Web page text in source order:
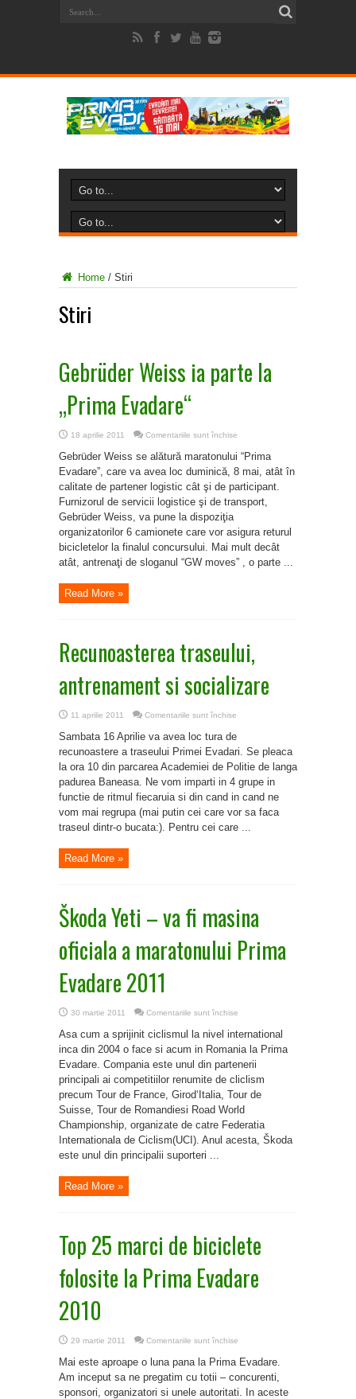
Home / Stiri
Stiri
Gebrüder Weiss ia parte la
„Prima Evadare“
18 aprilie 2011 Comentariile sunt închise
Weiss
parte
la
„Prima
Evadare“
Gebrüder Weiss se alătură maratonului “Prima
Evadare”, care va avea loc duminică, 8 mai, atât în
calitate de partener logistic cât şi de participant.
Furnizorul de servicii logistice şi de transport,
Gebrüder Weiss, va pune la dispoziţia
organizatorilor 6 camionete care vor asigura returul
bicicletelor la finalul concursului. Mai mult decât
atât, antrenaţi de sloganul “GW moves” , o parte ...
Read More »
Recunoasterea traseului,
antrenament si socializare
11 aprilie 2011 Comentariile sunt închise
antrenament
si
socializare
Sambata 16 Aprilie va avea loc tura de
recunoastere a traseului Primei Evadari. Se pleaca
la ora 10 din parcarea Academiei de Politie de langa
padurea Baneasa. Ne vom imparti in 4 grupe in
functie de ritmul fiecaruia si din cand in cand ne
vom mai regrupa (mai putin cei care vor sa faca
traseul dintr-o bucata:). Pentru cei care ...
Read More »
Škoda Yeti – va fi masina
oficiala a maratonului Prima
Evadare 2011
30 martie 2011 Comentariile sunt închise
–
va
fi
masina
a
maratonului
Prima
Evadare
Asa cum a sprijinit ciclismul la nivel international
inca din 2004 o face si acum in Romania la Prima
Evadare. Compania este unul din partenerii
principali ai competitiilor renumite de cliclism
precum Tour de France, Girod‘Italia, Tour de
Suisse, Tour de Romandiesi Road World
Championship, organizate de catre Federatia
Internationala de Ciclism(UCI). Anul acesta, Škoda
este unul din principalii suporteri ...
Read More »
Top 25 marci de biciclete
folosite la Prima Evadare
2010
29 martie 2011 Comentariile sunt închise
25
marci
de
biciclete
folosite
Mai este aproape o luna pana la Prima Evadare.
Am inceput sa ne pregatim cu totii – concurenti,
sponsori, organizatori si unele autoritati. In aceste